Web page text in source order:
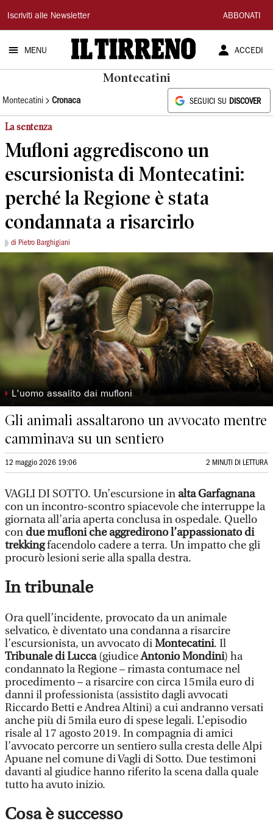
Il
Tirreno
Iscriviti alle Newsletter ABBONATI
MENU ACCEDI
Montecatini
Montecatini Cronaca SEGUICI SU DISCOVER
La sentenza
Mufloni aggrediscono un
escursionista di Montecatini:
perché la Regione è stata
condannata a risarcirlo
di Pietro Barghigiani
◗ L'uomo assalito dai mufloni
Gli animali assaltarono un avvocato mentre
camminava su un sentiero
12 maggio 2026 19:06 2 MINUTI DI LETTURA
VAGLI DI SOTTO. Un’escursione in alta Garfagnana
con un incontro-scontro spiacevole che interruppe la
giornata all’aria aperta conclusa in ospedale. Quello
con due mufloni che aggredirono l’appassionato di
trekkingfacendolo cadere a terra. Un impatto che gli
procurò lesioni serie alla spalla destra.
In tribunale
Ora quell’incidente, provocato da un animale
selvatico, è diventato una condanna a risarcire
l’escursionista, un avvocato diMontecatini. Il
Tribunale di Lucca(giudiceAntonio Mondini) ha
condannato la Regione – rimasta contumace nel
procedimento – a risarcire con circa 15mila euro di
danni il professionista (assistito dagli avvocati
Riccardo Betti e Andrea Altini) a cui andranno versati
anche più di 5mila euro di spese legali. L’episodio
risale al 17 agosto 2019. In compagnia di amici
l’avvocato percorre un sentiero sulla cresta delle Alpi
Apuane nel comune di Vagli di Sotto. Due testimoni
davanti al giudice hanno riferito la scena dalla quale
tutto ha avuto inizio.
Cosa è successo